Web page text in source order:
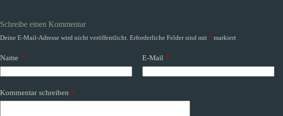
Schreibe einen Kommentar
Deine E-Mail-Adresse wird nicht veröffentlicht. Erforderliche Felder sind mit * markiert
Name * E-Mail *
Kommentar schreiben *